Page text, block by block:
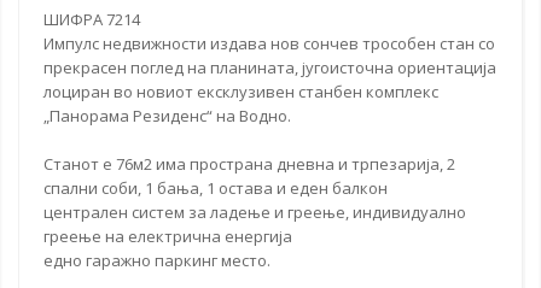
ШИФРА 7214
Импулс недвижности издава нов сончев трособен стан со
прекрасен поглед на планината, југоисточна ориентација
лоциран во новиот ексклузивен станбен комплекс
„Панорама Резиденс“ на Водно.
Станот е 76м2 има пространа дневна и трпезарија, 2
спални соби, 1 бања, 1 остава и еден балкон
централен систем за ладење и греење, индивидуално
греење на електрична енергија
едно гаражно паркинг место.